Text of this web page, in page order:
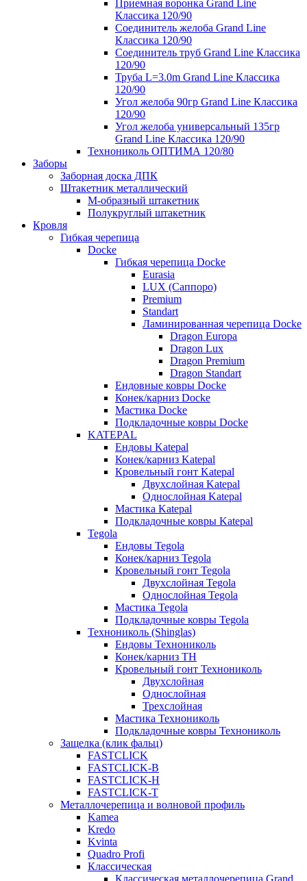
Приемная воронка Grand Line
Классика 120/90
Соединитель желоба Grand Line
Классика 120/90
Соединитель труб Grand Line Классика
120/90
Труба L=3.0m Grand Line Классика
120/90
Угол желоба 90гр Grand Line Классика
120/90
Угол желоба универсальный 135гр
Grand Line Классика 120/90
Технониколь ОПТИМА 120/80
Заборы
Заборная доска ДПК
Штакетник металлический
М-образный штакетник
Полукруглый штакетник
Кровля
Гибкая черепица
Docke
Гибкая черепица Docke
Eurasia
LUX (Саппоро)
Premium
Standart
Ламинированная черепица Docke
Dragon Europa
Dragon Lux
Dragon Premium
Dragon Standart
Ендовные ковры Docke
Конек/карниз Docke
Мастика Docke
Подкладочные ковры Docke
KATEPAL
Ендовы Katepal
Конек/карниз Katepal
Кровельный гонт Katepal
Двухслойная Katepal
Однослойная Katepal
Мастика Katepal
Подкладочные ковры Katepal
Tegola
Ендовы Tegola
Конек/карниз Tegola
Кровельный гонт Tegola
Двухслойная Tegola
Однослойная Tegola
Мастика Tegola
Подкладочные ковры Tegola
Технониколь (Shinglas)
Ендовы Технониколь
Конек/карниз ТН
Кровельный гонт Технониколь
Двухслойная
Однослойная
Трехслойная
Мастика Технониколь
Подкладочные ковры Технониколь
Защелка (клик фальц)
FASTCLICK
FASTCLICK-B
FASTCLICK-H
FASTCLICK-T
Металлочерепица и волновой профиль
Kamea
Kredo
Kvinta
Quadro Profi
Классическая
Классическая металлочерепица Grand